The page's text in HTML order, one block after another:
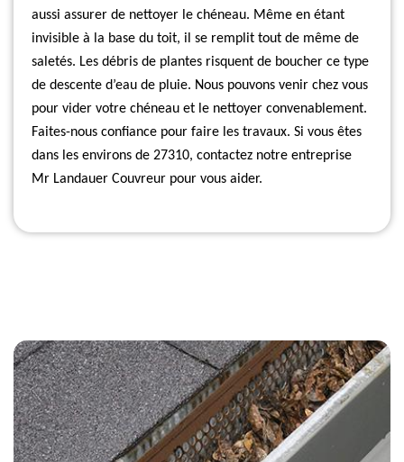
aussi assurer de nettoyer le chéneau. Même en étant
invisible à la base du toit, il se remplit tout de même de
saletés. Les débris de plantes risquent de boucher ce type
de descente d’eau de pluie. Nous pouvons venir chez vous
pour vider votre chéneau et le nettoyer convenablement.
Faites-nous confiance pour faire les travaux. Si vous êtes
dans les environs de 27310, contactez notre entreprise
Mr Landauer Couvreur pour vous aider.